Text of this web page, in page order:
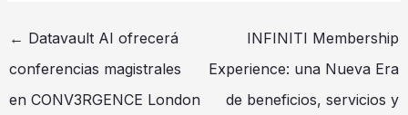
← Datavault AI ofrecerá
conferencias magistrales
en CONV3RGENCE London
INFINITI Membership
Experience: una Nueva Era
de beneficios, servicios y